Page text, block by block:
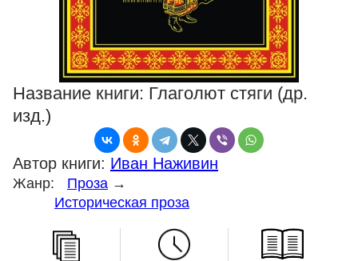
Название книги: Глаголют стяги (др.
изд.)
Автор книги: Иван Наживин
Жанр: Проза →
Историческая проза